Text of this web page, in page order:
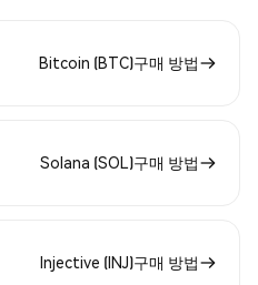
Bitcoin (BTC)구매 방법
Solana (SOL)구매 방법
Injective (INJ)구매 방법